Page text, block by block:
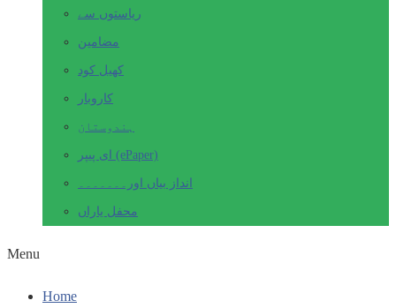
ریاستوں سے
مضامین
کھیل کود
کاروبار
ہندوستان
ای پیپر (ePaper)
انداز بیاں اور۔۔۔۔۔۔۔
محفل یاراں
Menu
Home